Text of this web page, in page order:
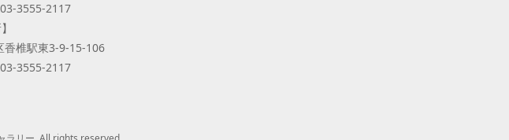
3555-2117
】
香椎駅東3-9-15-106
3555-2117